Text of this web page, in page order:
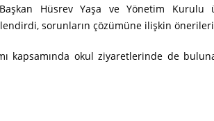
Hüsrev Yaşa ve Yönetim Kurulu
sorunların çözümüne ilişkin
kapsamında okul ziyaretlerinde de